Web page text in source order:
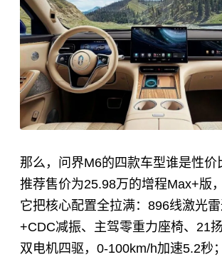
那么，问界M6的四款车型谁是性价
推荐售价为25.98万的增程Max+版
它把核心配置全拉满：896线激光
+CDC减振、主驾零重力座椅、21扬
双电机四驱，0-100km/h加速5.2秒